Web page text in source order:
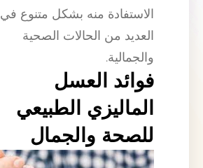
الاستفادة منه بشكل متنوع في
العديد من الحالات الصحية
والجمالية.
فوائد العسل
الماليزي الطبيعي
للصحة والجمال